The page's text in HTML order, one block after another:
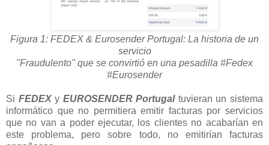
Figura 1: FEDEX & Eurosender Portugal: La historia de un
servicio
"Fraudulento" que se convirtió en una pesadilla #Fedex
#Eurosender
Si FEDEXy EUROSENDER Portugaltuvieran un sistema
informático que no permitiera emitir facturas por servicios
que no van a poder ejecutar, los clientes no acabarían en
este problema, pero sobre todo, no emitirían facturas